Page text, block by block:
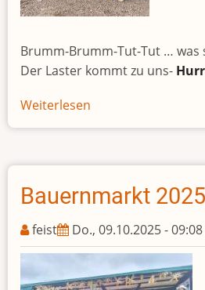
Brumm-Brumm-Tut-Tut … was
Der Laster kommt zu uns-
Weiterlesen
LKW
im
Kindergarten
Bauernmarkt 2025
feist Do., 09.10.2025 - 09:08